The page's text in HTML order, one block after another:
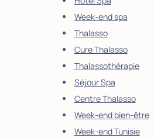
Week-end spa
Thalasso
Cure Thalasso
Thalassothérapie
Séjour Spa
Centre Thalasso
Week-end bien-être
Week-end Tunisie